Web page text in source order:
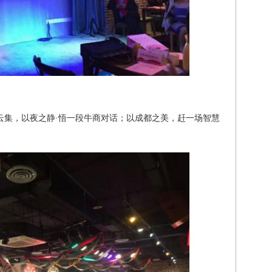
，以夜之静·悟一段牛商对话；以成都之美，赶一场智慧